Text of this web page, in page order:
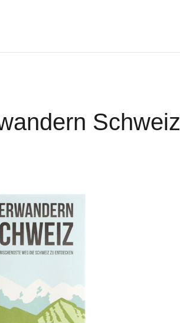
Schweiz